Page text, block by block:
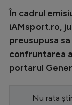
În cadrul
iAMsport.ro,
preusupusa
confruntarea
portarul
Nu rata